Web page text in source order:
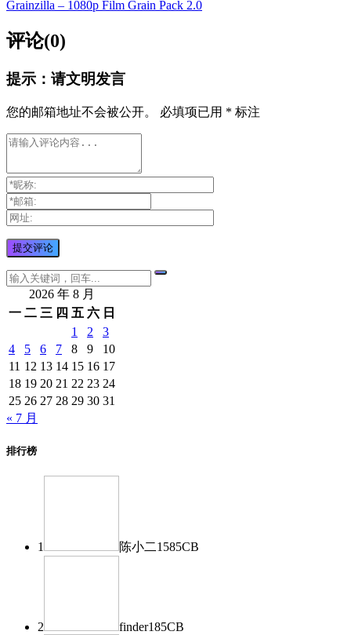
Grainzilla – 1080p Film Grain Pack 2.0
评论(0)
提示：请文明发言
您的邮箱地址不会被公开。 必填项已用 * 标注
2026 年 8 月
一 二 三 四 五 六 日
1
2
3
4
5 6 7 8 9
10
11 12 13 14 15 16 17
18 19 20 21 22 23 24
25 26 27 28 29 30 31
« 7 月
排行榜
1 陈小二1585CB
2 finder185CB